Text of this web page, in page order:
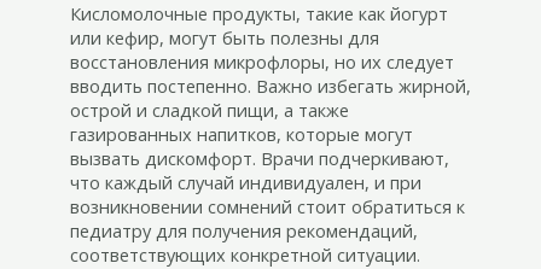
Кисломолочные продукты, такие как йогурт
или кефир, могут быть полезны для
восстановления микрофлоры, но их следует
вводить постепенно. Важно избегать жирной,
острой и сладкой пищи, а также
газированных напитков, которые могут
вызвать дискомфорт. Врачи подчеркивают,
что каждый случай индивидуален, и при
возникновении сомнений стоит обратиться к
педиатру для получения рекомендаций,
соответствующих конкретной ситуации.